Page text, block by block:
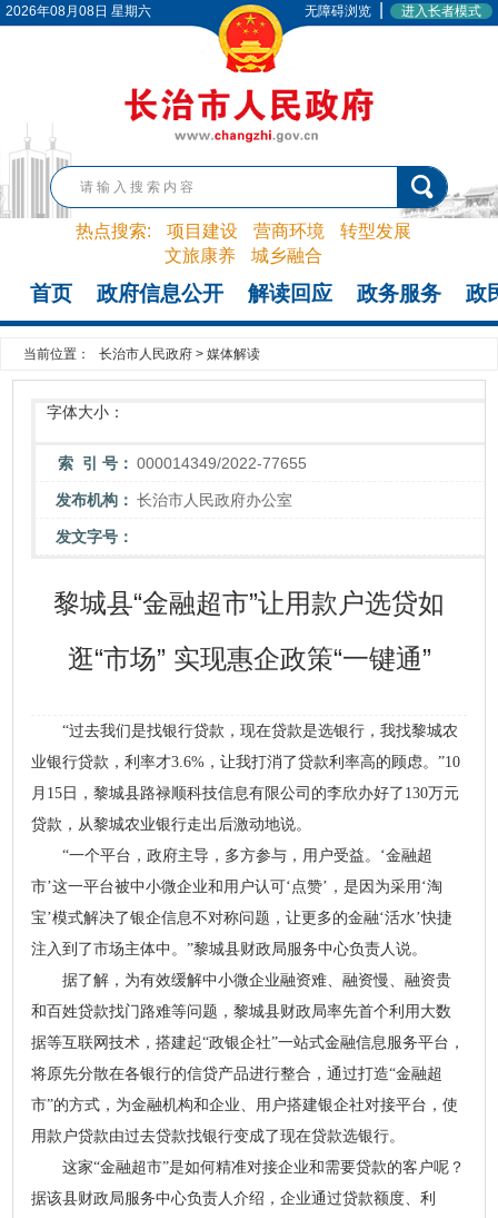
2026年08月08日 星期六 无障碍浏览 进入长者模式
热点搜索: 项目建设 营商环境
转型发展
文旅康养
城乡融合
首页 政府信息公开 解读回应 政务服务 政
当前位置： 长治市人民政府 > 媒体解读
字体大小：
索 引 号： 000014349/2022-77655
发布机构： 长治市人民政府办公室
发文字号：
黎城县“金融超市”让用款户选贷如
逛“市场” 实现惠企政策“一键通”
“过去我们是找银行贷款，现在贷款是选银行，我找黎城农
业银行贷款，利率才3.6%，让我打消了贷款利率高的顾虑。”10
月15日，黎城县路禄顺科技信息有限公司的李欣办好了130万元
贷款，从黎城农业银行走出后激动地说。
“一个平台，政府主导，多方参与，用户受益。‘金融超
市’这一平台被中小微企业和用户认可‘点赞’，是因为采用‘淘
宝’模式解决了银企信息不对称问题，让更多的金融‘活水’快捷
注入到了市场主体中。”黎城县财政局服务中心负责人说。
据了解，为有效缓解中小微企业融资难、融资慢、融资贵
和百姓贷款找门路难等问题，黎城县财政局率先首个利用大数
据等互联网技术，搭建起“政银企社”一站式金融信息服务平台，
将原先分散在各银行的信贷产品进行整合，通过打造“金融超
市”的方式，为金融机构和企业、用户搭建银企社对接平台，使
用款户贷款由过去贷款找银行变成了现在贷款选银行。
这家“金融超市”是如何精准对接企业和需要贷款的客户呢？
据该县财政局服务中心负责人介绍，企业通过贷款额度、利